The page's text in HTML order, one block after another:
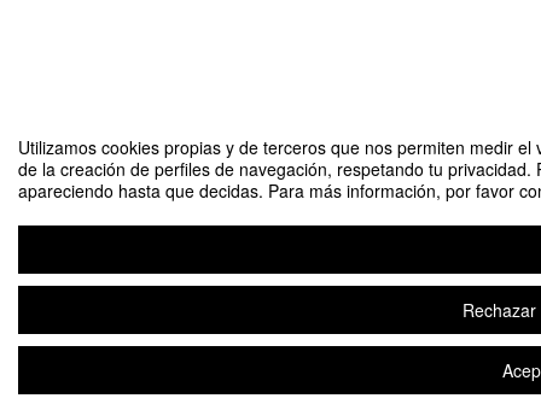
Utilizamos cookies propias y de terceros que nos permiten medir
de la creación de perfiles de navegación, respetando tu
apareciendo hasta que decidas. Para más información, por favor